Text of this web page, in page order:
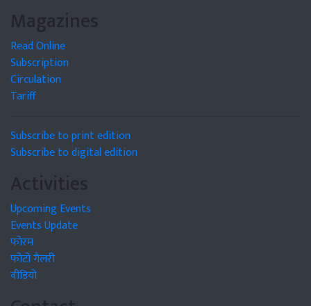
Magazines
Read Online
Subscription
Circulation
Tariff
Subscribe to print edition
Subscribe to digital edition
Activities
Upcoming Events
Events Update
फोरम
फोटो गैलरी
वीडियो